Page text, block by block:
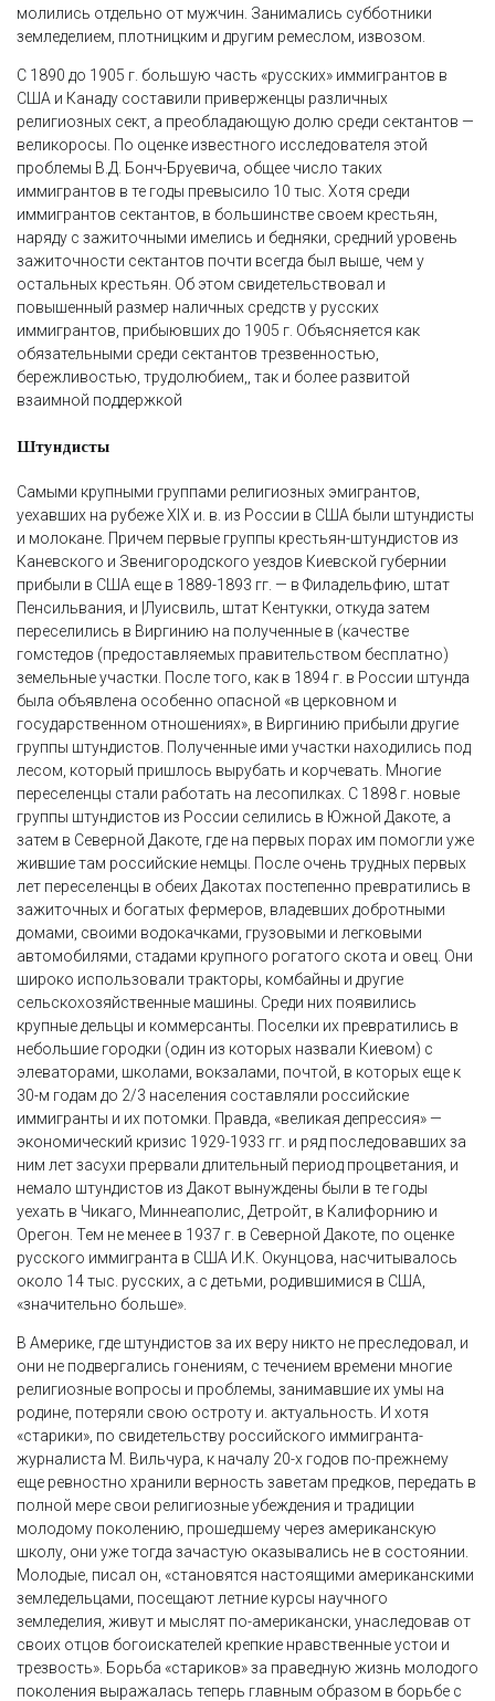
молились отдельно от мужчин. Занимались субботники
земледелием, плотницким и другим ремеслом, извозом.
С 1890 до 1905 г. большую часть «русских» иммигрантов в
США и Канаду составили приверженцы различных
религиозных сект, а преобладающую долю среди сектантов —
великоросы. По оценке известного исследователя этой
проблемы В.Д. Бонч-Бруевича, общее число таких
иммигрантов в те годы превысило 10 тыс. Хотя среди
иммигрантов сектантов, в большинстве своем крестьян,
наряду с зажиточными имелись и бедняки, средний уровень
зажиточности сектантов почти всегда был выше, чем у
остальных крестьян. Об этом свидетельствовал и
повышенный размер наличных средств у русских
иммигрантов, прибыювших до 1905 г. Объясняется как
обязательными среди сектантов трезвенностью,
бережливостью, трудолюбием,, так и более развитой
взаимной поддержкой
Штундисты
Самыми крупными группами религиозных эмигрантов,
уехавших на рубеже XIX и. в. из России в США были штундисты
и молокане. Причем первые группы крестьян-штундистов из
Каневского и Звенигородского уездов Киевской губернии
прибыли в США еще в 1889-1893 гг. — в Филадельфию, штат
Пенсильвания, и |Луисвиль, штат Кентукки, откуда затем
переселились в Виргинию на полученные в (качестве
гомстедов (предоставляемых правительством бесплатно)
земельные участки. После того, как в 1894 г. в России штунда
была объявлена особенно опасной «в церковном и
государственном отношениях», в Виргинию прибыли другие
группы штундистов. Полученные ими участки находились под
лесом, который пришлось вырубать и корчевать. Многие
переселенцы стали работать на лесопилках. С 1898 г. новые
группы штундистов из России селились в Южной Дакоте, а
затем в Северной Дакоте, где на первых порах им помогли уже
жившие там российские немцы. После очень трудных первых
лет переселенцы в обеих Дакотах постепенно превратились в
зажиточных и богатых фермеров, владевших добротными
домами, своими водокачками, грузовыми и легковыми
автомобилями, стадами крупного рогатого скота и овец. Они
широко использовали тракторы, комбайны и другие
сельскохозяйственные машины. Среди них появились
крупные дельцы и коммерсанты. Поселки их превратились в
небольшие городки (один из которых назвали Киевом) с
элеваторами, школами, вокзалами, почтой, в которых еще к
30-м годам до 2/3 населения составляли российские
иммигранты и их потомки. Правда, «великая депрессия» —
экономический кризис 1929-1933 гг. и ряд последовавших за
ним лет засухи прервали длительный период процветания, и
немало штундистов из Дакот вынуждены были в те годы
уехать в Чикаго, Миннеаполис, Детройт, в Калифорнию и
Орегон. Тем не менее в 1937 г. в Северной Дакоте, по оценке
русского иммигранта в США И.К. Окунцова, насчитывалось
около 14 тыс. русских, а с детьми, родившимися в США,
«значительно больше».
В Америке, где штундистов за их веру никто не преследовал, и
они не подвергались гонениям, с течением времени многие
религиозные вопросы и проблемы, занимавшие их умы на
родине, потеряли свою остроту и. актуальность. И хотя
«старики», по свидетельству российского иммигранта-
журналиста М. Вильчура, к началу 20-х годов по-прежнему
еще ревностно хранили верность заветам предков, передать в
полной мере свои религиозные убеждения и традиции
молодому поколению, прошедшему через американскую
школу, они уже тогда зачастую оказывались не в состоянии.
Молодые, писал он, «становятся настоящими американскими
земледельцами, посещают летние курсы научного
земледелия, живут и мыслят по-американски, унаследовав от
своих отцов богоискателей крепкие нравственные устои и
трезвость». Борьба «стариков» за праведную жизнь молодого
поколения выражалась теперь главным образом в борьбе с